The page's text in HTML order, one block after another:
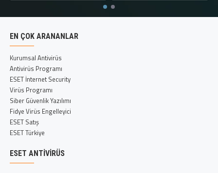
EN ÇOK ARANANLAR
Kurumsal Antivirüs
Antivirüs Programı
ESET İnternet Security
Virüs Programı
Siber Güvenlik Yazılımı
Fidye Virüs Engelleyici
ESET Satış
ESET Türkiye
ESET ANTIVIRÜS